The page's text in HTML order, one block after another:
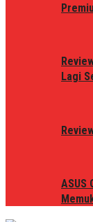
Lagi
ASUS